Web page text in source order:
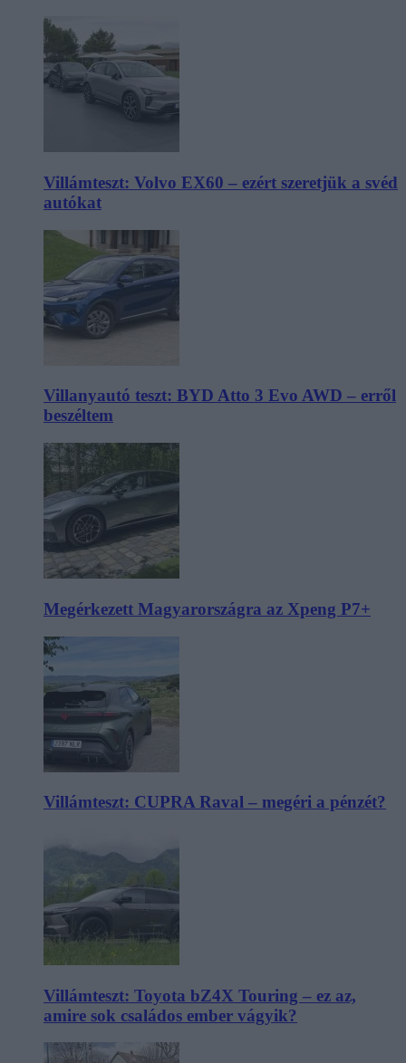
Villámteszt: Volvo EX60 – ezért szeretjük a svéd
autókat
Villanyautó teszt: BYD Atto 3 Evo AWD – erről
beszéltem
Megérkezett Magyarországra az Xpeng P7+
Villámteszt: CUPRA Raval – megéri a pénzét?
Villámteszt: Toyota bZ4X Touring – ez az,
amire sok családos ember vágyik?